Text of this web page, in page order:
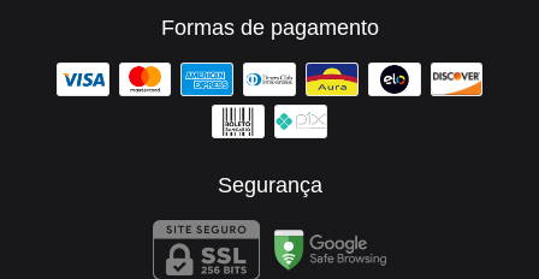
Formas de pagamento
Segurança